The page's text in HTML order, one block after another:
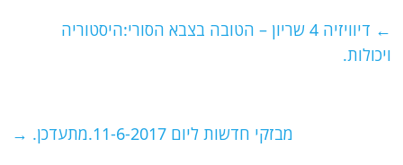
s
A
g
l
er
e
k
←
דיוויזיה 4 שריון – הטובה בצבא הסורי:היסטוריה
ויכולות.
מבזקי חדשות ליום 11-6-2017.מתעדכן. →